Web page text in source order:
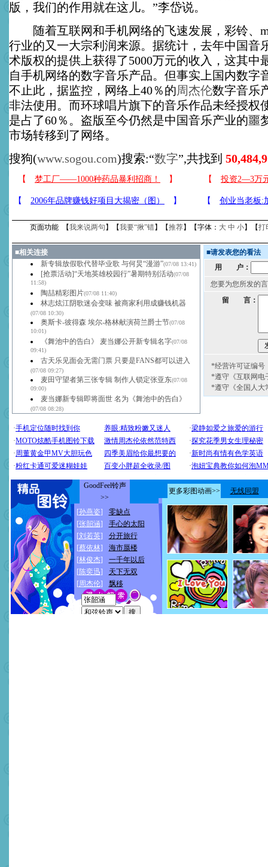
版，我们的作用就在这儿。”李岱说。
随着互联网和手机网络的飞速发展，彩铃、
行业的又一大宗利润来源。据统计，去年中国音
术版权的提供上获得了5000万元的收入，这其中
自手机网络的数字音乐产品。但事实上国内数字
不止此，据监控，网络上40％的周杰伦数字音乐
非法使用。而环球唱片旗下的音乐作品未经授权
是占了60％。盗版至今仍然是中国音乐产业的噩
市场转移到了网络。
搜狗(www.sogou.com)搜索:“数字”,共找到
页面功能 【我来说两句 】【我要“揪”错】【推荐】【字体： 大 中 小】【打
■相关连接
新专辑放假歌代替毕业歌 与何炅“漫游”(07/08 13:41)
[抢票活动]“天地英雄校园行”暑期特别活动(07/08
11:58)
陶喆精彩图片(07/08 11:40)
林志炫江阴歌迷会变味 被商家利用成赚钱机器
(07/08 10:30)
奥斯卡-彼得森 埃尔-格林献演荷兰爵士节(07/08
10:01)
《舞池中的告白》 麦当娜公开新专辑名字(07/08
09:41)
古天乐见面会无需门票 只要是FANS都可以进入
(07/08 09:27)
麦田守望者第三张专辑 制作人锁定张亚东(07/08
09:00)
麦当娜新专辑即将面世 名为《舞池中的告白》
(07/08 08:28)
■请发表您的看法
用 户：
您要为您所发的
留 言：
*经营许可证编号
*遵守《互联网电
*遵守《全国人大